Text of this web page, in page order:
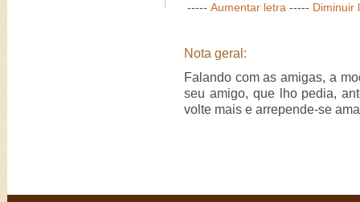
----- Aumentar letra ----- Diminuir
Nota geral:
Falando com as amigas, a
seu amigo, que lho pedia,
volte mais e arrepende-se